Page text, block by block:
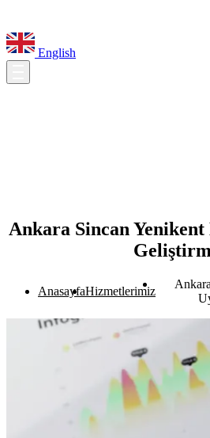
English
Ankara Sincan
AnasayfaHizmetlerimiz